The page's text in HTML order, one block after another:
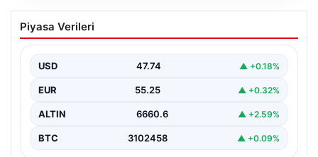
Nisan 2026 Doğum Yardımı Ödemeleri
Hesaplara Yatırıldı: Bakan Göktaş’tan
Nisan ayı doğum yardımı ödemeleri, ihtiyaç sahibi aileler
Piyasa Verileri
USD 47.74 ▲ +0.18%
EUR 55.25 ▲ +0.32%
ALTIN 6660.6 ▲ +2.59%
BTC 3102458 ▲ +0.09%